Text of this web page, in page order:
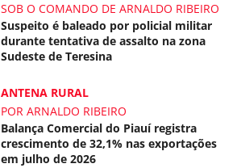
SOB O COMANDO DE ARNALDO RIBEIRO
Suspeito é baleado por policial militar
durante tentativa de assalto na zona
Sudeste de Teresina
ANTENA RURAL
POR ARNALDO RIBEIRO
Balança Comercial do Piauí registra
crescimento de 32,1% nas exportações
em julho de 2026